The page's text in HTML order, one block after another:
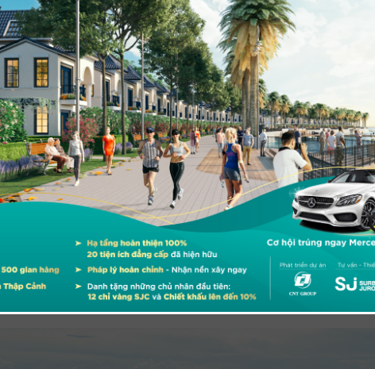
khẩu Quốc tế Hà Tiên, thành phố không giấu tham vọng
đến từ Phú Quốc. Đó là chưa tính đến, khi hệ thống giao
nghiệp, nhà đầu tư lớn đến tìm hiểu đầu tư, Hà Tiên thấy
Nhàn cho biết.
lịch với tổng vốn đầu tư hàng ngàn tỷ động đang triển khai. Đại
nghiệp công nghệ cao phát triển chuỗi giá trị tôm lớn nhất
nhân làm việc, tổng giá trị xuất khẩu trên 2 tỷ USD mỗi năm.
tháng 11/2018, C&T công bố dự ánHa Tien Venice Villas. Đây là
tại thành phố biển Hà Tiên giàu tiềm năng.
chuẩn bị đầu tư tại khu vực Mũi Ông Cọp. Vingroup xúc tiến
án án công viên văn hoá và Làng sinh thái Đông Hồ – Hà Tiên
đầu tư dự án du lịch nghỉ dưỡng tại một trong các đảo đẹp